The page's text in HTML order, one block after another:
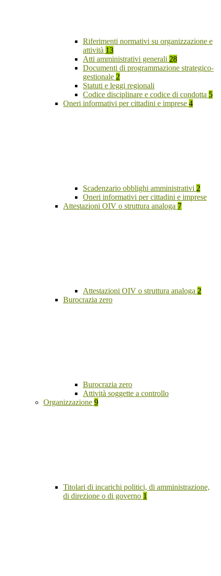
Riferimenti normativi su organizzazione e
attività 13
Atti amministrativi generali 28
Documenti di programmazione strategico-
gestionale 2
Statuti e leggi regionali
Codice disciplinare e codice di condotta 5
Oneri informativi per cittadini e imprese 4
Scadenzario obblighi amministrativi 2
Oneri informativi per cittadini e imprese
Attestazioni OIV o struttura analoga 7
Attestazioni OIV o struttura analoga 2
Burocrazia zero
Burocrazia zero
Attività soggette a controllo
Organizzazione 9
Titolari di incarichi politici, di amministrazione,
di direzione o di governo 1